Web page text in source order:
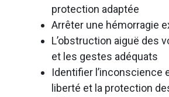
protection adaptée
Arrêter une hémorragie
L’obstruction aiguë des
et les gestes adéquats
Identifier l’inconscience
liberté et la protection